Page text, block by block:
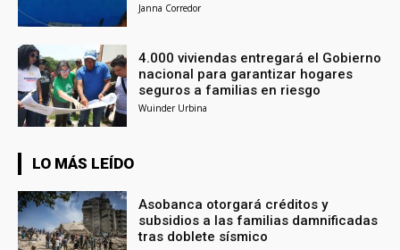
Janna Corredor
4.000 viviendas entregará el Gobierno
nacional para garantizar hogares
seguros a familias en riesgo
Wuinder Urbina
LO MÁS LEÍDO
Asobanca otorgará créditos y
subsidios a las familias damnificadas
tras doblete sísmico